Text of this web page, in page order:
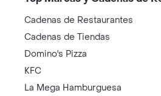
Cadenas de Restaurantes
Cadenas de Tiendas
Domino's Pizza
KFC
La Mega Hamburguesa